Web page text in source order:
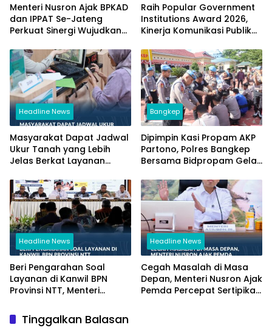
Menteri Nusron Ajak BPKAD
dan IPPAT Se-Jateng
Perkuat Sinergi Wujudkan
Pertanahan
Raih Popular Government
Institutions Award 2026,
Kinerja Komunikasi Publik
Kembali Diakui
Headline News
Masyarakat Dapat Jadwal
Ukur Tanah yang Lebih
Jelas Berkat Layanan
Bangkep
Dipimpin Kasi Propam AKP
Partono, Polres Bangkep
Bersama Bidpropam Gelar
Headline News
Beri Pengarahan Soal
Layanan di Kanwil BPN
Provinsi NTT, Menteri
Pandang Masyarakat
Headline News
Cegah Masalah di Masa
Depan, Menteri Nusron Ajak
Pemda Percepat Sertipikasi
Tinggalkan Balasan